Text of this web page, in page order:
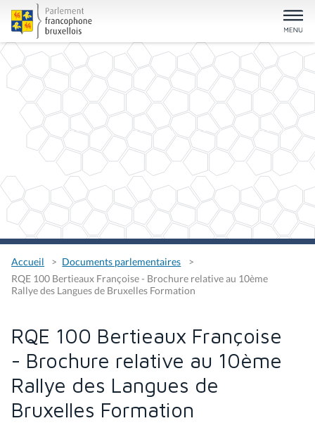
Accueil
Documents parlementaires
RQE 100 Bertieaux Françoise - Brochure relative au 10ème
Rallye des Langues de Bruxelles Formation
RQE 100 Bertieaux Françoise
- Brochure relative au 10ème
Rallye des Langues de
Bruxelles Formation